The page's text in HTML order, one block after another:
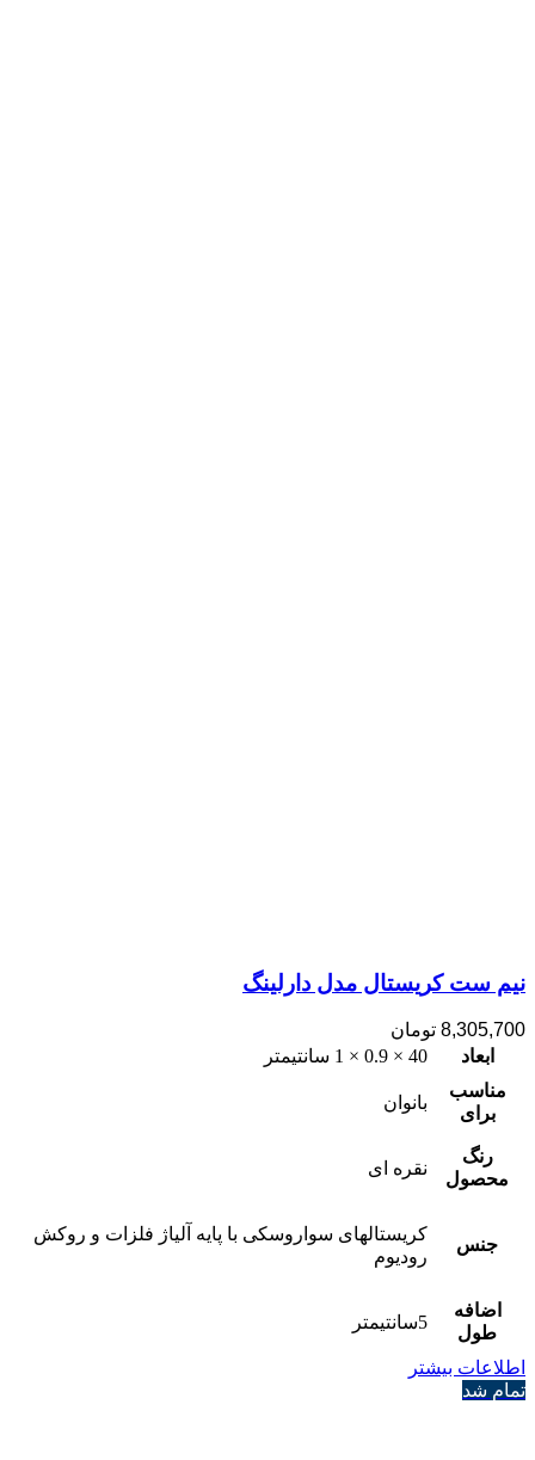
نیم ست کریستال مدل دارلینگ
8,305,700 تومان
ابعاد
40 × 0.9 × 1 سانتیمتر
مناسب
برای
بانوان
رنگ
محصول
نقره ای
جنس
کریستالهای سواروسکی با پایه آلیاژ فلزات و روکش
رودیوم
اضافه
طول
5سانتیمتر
اطلاعات بیشتر
تمام شد